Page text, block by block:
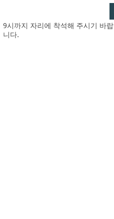
9시까지 자리에 착석해 주시기 바
니다.